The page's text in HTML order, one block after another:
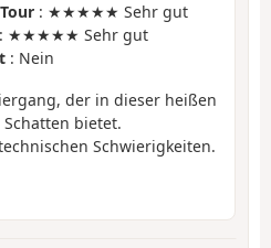
: ★★★★★ Sehr gut
: ★★★★★ Sehr gut
: Nein
der in dieser heißen
bietet.
Schwierigkeiten.